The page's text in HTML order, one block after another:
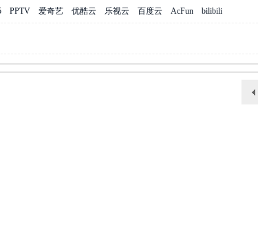
PPTV 爱奇艺 优酷云 乐视云 百度云 AcFun bilibili